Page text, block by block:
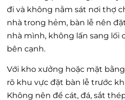
đi và không nằm sát nơi thợ
nhà trong hẻm, bàn lễ nên
nhà mình, không lấn sang lối
bên cạnh.
Với kho xưởng hoặc mặt
rõ khu vực đặt bàn lễ trước
Không nên để cát, đá, sắt